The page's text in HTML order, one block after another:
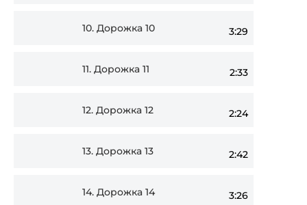
10. Дорожка 10 3:29
11. Дорожка 11 2:33
12. Дорожка 12 2:24
13. Дорожка 13 2:42
14. Дорожка 14 3:26